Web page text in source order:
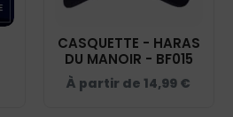
CASQUETTE - HARAS
DU MANOIR - BF015
À partir de 14,99 €